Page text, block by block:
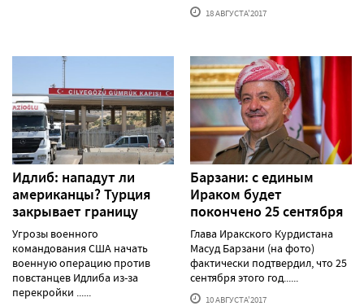
18 АВГУСТА'2017
Идлиб: нападут ли
американцы? Турция
закрывает границу
Угрозы военного
командования США начать
военную операцию против
повстанцев Идлиба из-за
перекройки ......
Барзани: с единым
Ираком будет
покончено 25 сентября
Глава Иракского Курдистана
Масуд Барзани (на фото)
фактически подтвердил, что 25
сентября этого год......
10 АВГУСТА'2017